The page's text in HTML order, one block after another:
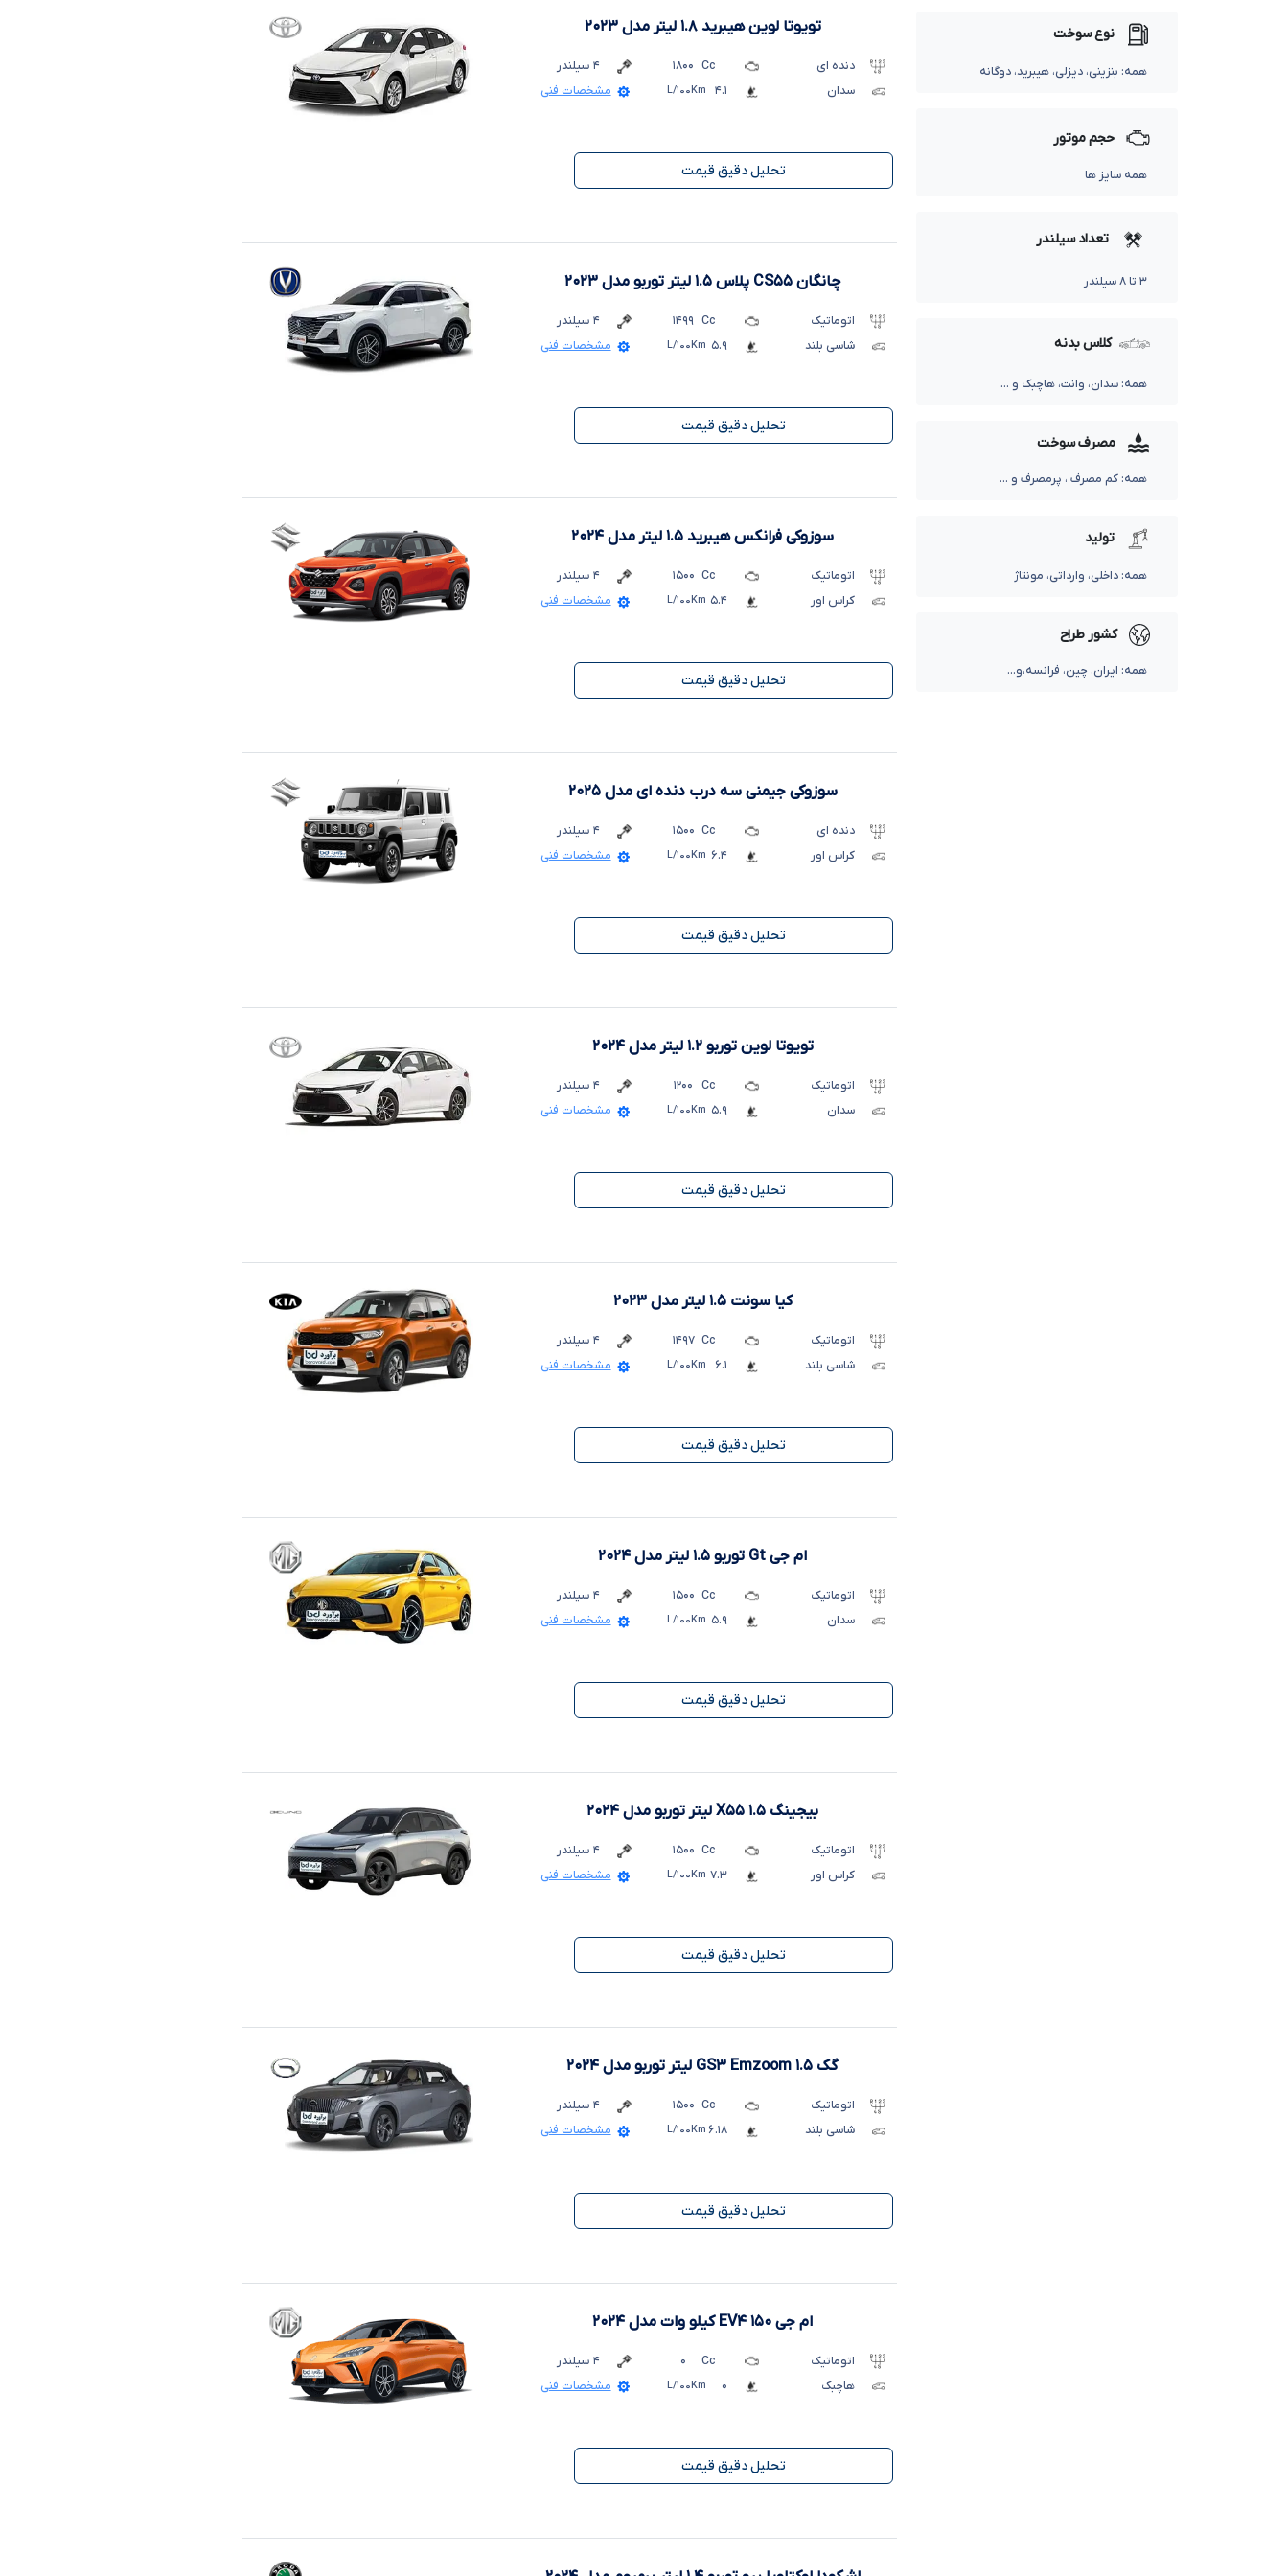
نوع سوخت
همه: بنزینی، دیزلی، هیبرید، دوگانه
حجم موتور
همه سایز ها
تعداد سیلندر
۳ تا ۸ سیلندر
کلاس بدنه
همه: سدان، وانت، هاچبک و ...
مصرف سوخت
همه: کم مصرف ، پرمصرف و ...
تولید
همه: داخلی، وارداتی، مونتاژ
کشور طراح
همه: ایران، چین، فرانسه،و...
تویوتا لوین هیبرید ۱.۸ لیتر مدل ۲۰۲۳
دنده ای Cc ۱۸۰۰ ۴ سیلندر
سدان
۴.۱ L/۱۰۰Km مشخصات فنی
تحلیل دقیق قیمت
چانگان CS۵۵ پلاس ۱.۵ لیتر توربو مدل ۲۰۲۳
اتوماتیک Cc ۱۴۹۹ ۴ سیلندر
شاسی بلند
۵.۹ L/۱۰۰Km مشخصات فنی
تحلیل دقیق قیمت
سوزوکی فرانکس هیبرید ۱.۵ لیتر مدل ۲۰۲۴
اتوماتیک Cc ۱۵۰۰ ۴ سیلندر
کراس اور
۵.۴ L/۱۰۰Km مشخصات فنی
تحلیل دقیق قیمت
سوزوکی جیمنی سه درب دنده ای مدل ۲۰۲۵
دنده ای Cc ۱۵۰۰ ۴ سیلندر
کراس اور
۶.۴ L/۱۰۰Km مشخصات فنی
تحلیل دقیق قیمت
تویوتا لوین توربو ۱.۲ لیتر مدل ۲۰۲۴
اتوماتیک Cc ۱۲۰۰ ۴ سیلندر
سدان
۵.۹ L/۱۰۰Km مشخصات فنی
تحلیل دقیق قیمت
کیا سونت ۱.۵ لیتر مدل ۲۰۲۳
اتوماتیک Cc ۱۴۹۷ ۴ سیلندر
شاسی بلند
۶.۱ L/۱۰۰Km مشخصات فنی
تحلیل دقیق قیمت
ام جی Gt توربو ۱.۵ لیتر مدل ۲۰۲۴
اتوماتیک Cc ۱۵۰۰ ۴ سیلندر
سدان
۵.۹ L/۱۰۰Km مشخصات فنی
تحلیل دقیق قیمت
بیجینگ X۵۵ ۱.۵ لیتر توربو مدل ۲۰۲۴
اتوماتیک Cc ۱۵۰۰ ۴ سیلندر
کراس اور
۷.۳ L/۱۰۰Km مشخصات فنی
تحلیل دقیق قیمت
گک GS۳ Emzoom ۱.۵ لیتر توربو مدل ۲۰۲۴
اتوماتیک Cc ۱۵۰۰ ۴ سیلندر
شاسی بلند
۶.۱۸ L/۱۰۰Km مشخصات فنی
تحلیل دقیق قیمت
ام جی EV۴ ۱۵۰ کیلو وات مدل ۲۰۲۴
اتوماتیک Cc ۰ ۴ سیلندر
هاچبک
۰ L/۱۰۰Km مشخصات فنی
تحلیل دقیق قیمت